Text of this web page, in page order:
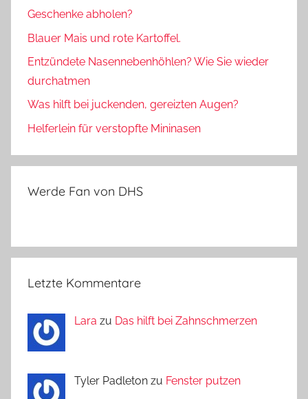
Geschenke abholen?
Blauer Mais und rote Kartoffel.
Entzündete Nasennebenhöhlen? Wie Sie wieder
durchatmen
Was hilft bei juckenden, gereizten Augen?
Helferlein für verstopfte Mininasen
Werde Fan von DHS
Letzte Kommentare
Lara zu Das hilft bei Zahnschmerzen
Tyler Padleton zu Fenster putzen